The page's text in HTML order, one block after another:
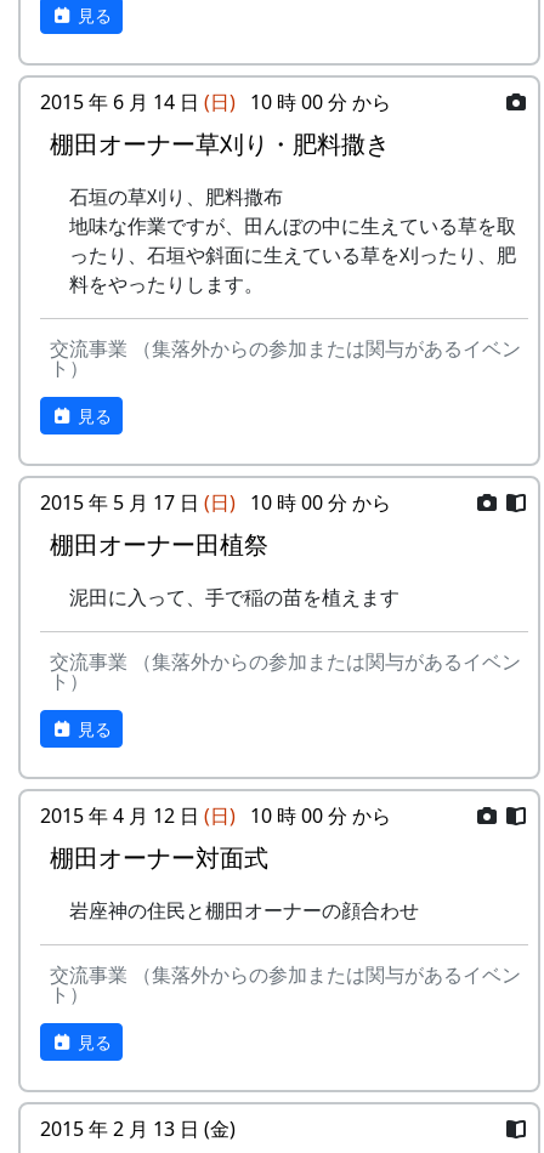
見る
2015 年 6 月 14 日 (日) 10 時 00 分 から
棚田オーナー草刈り・肥料撒き
石垣の草刈り、肥料撒布
地味な作業ですが、田んぼの中に生えている草を取
ったり、石垣や斜面に生えている草を刈ったり、肥
料をやったりします。
交流事業 （集落外からの参加または関与があるイベン
ト）
見る
2015 年 5 月 17 日 (日) 10 時 00 分 から
棚田オーナー田植祭
泥田に入って、手で稲の苗を植えます
交流事業 （集落外からの参加または関与があるイベン
ト）
見る
2015 年 4 月 12 日 (日) 10 時 00 分 から
棚田オーナー対面式
岩座神の住民と棚田オーナーの顔合わせ
交流事業 （集落外からの参加または関与があるイベン
ト）
見る
2015 年 2 月 13 日 (金)